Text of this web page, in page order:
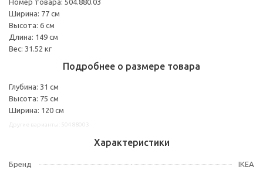
Ширина: 77 см
Высота: 6 см
Длина: 149 см
Вес: 31.52 кг
Подробнее о размере товара
Глубина: 31 см
Высота: 75 см
Ширина: 120 см
Характеристики
Бренд IKEA